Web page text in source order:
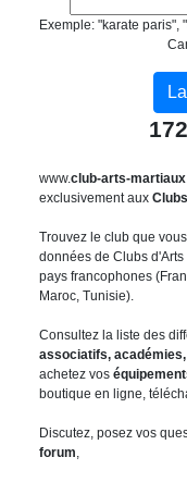
Exemple: "karate
www.club-arts-martiaux
exclusivement aux
Trouvez le club que
données de Clubs
pays francophones
Maroc, Tunisie).
Consultez la liste des
associatifs,
achetez vos
boutique en ligne,
Discutez, posez vos
forum,